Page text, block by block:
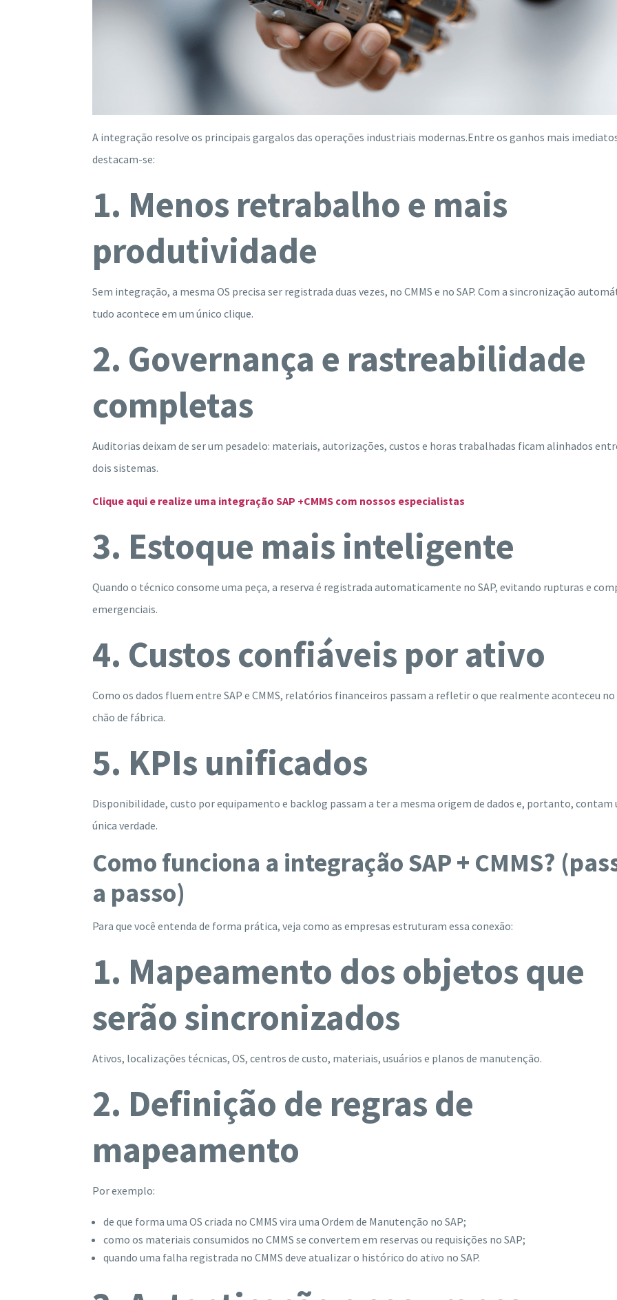
A integração resolve os principais gargalos das operações industriais modernas.Entre os ganhos mais
destacam-se:
1. Menos retrabalho e mais
produtividade
Sem integração, a mesma OS precisa ser registrada duas vezes, no CMMS e no SAP. Com a sincronização
tudo acontece em um único clique.
2. Governança e rastreabilidade
completas
Auditorias deixam de ser um pesadelo: materiais, autorizações, custos e horas trabalhadas ficam alinhados
dois sistemas.
Clique aqui e realize uma integração SAP +CMMS com nossos especialistas
3. Estoque mais inteligente
Quando o técnico consome uma peça, a reserva é registrada automaticamente no SAP, evitando rupturas e
emergenciais.
4. Custos confiáveis por ativo
Como os dados fluem entre SAP e CMMS, relatórios financeiros passam a refletir o que realmente aconteceu no
chão de fábrica.
5. KPIs unificados
Disponibilidade, custo por equipamento e backlog passam a ter a mesma origem de dados e, portanto, contam
única verdade.
Como funciona a integração SAP + CMMS?
a passo)
Para que você entenda de forma prática, veja como as empresas estruturam essa conexão:
1. Mapeamento dos objetos que
serão sincronizados
Ativos, localizações técnicas, OS, centros de custo, materiais, usuários e planos de manutenção.
2. Definição de regras de
mapeamento
Por exemplo:
de que forma uma OS criada no CMMS vira uma Ordem de Manutenção no SAP;
como os materiais consumidos no CMMS se convertem em reservas ou requisições no SAP;
quando uma falha registrada no CMMS deve atualizar o histórico do ativo no SAP.